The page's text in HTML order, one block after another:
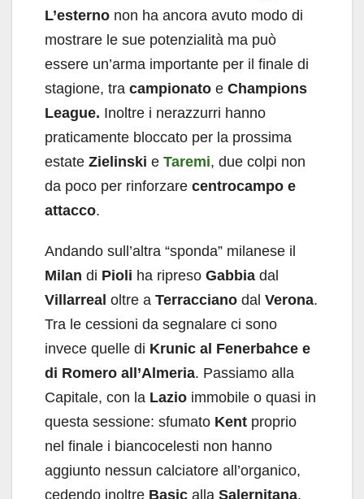
L’esterno non ha ancora avuto modo di
mostrare le sue potenzialità ma può
essere un’arma importante per il finale di
stagione, tra campionato e Champions
League. Inoltre i nerazzurri hanno
praticamente bloccato per la prossima
estate Zielinski e Taremi, due colpi non
da poco per rinforzare centrocampo e
attacco.
Andando sull’altra “sponda” milanese il
Milan di Pioli ha ripreso Gabbia dal
Villarreal oltre a Terracciano dal Verona.
Tra le cessioni da segnalare ci sono
invece quelle di Krunic al Fenerbahce e
di Romero all’Almeria. Passiamo alla
Capitale, con la Lazio immobile o quasi in
questa sessione: sfumato Kent proprio
nel finale i biancocelesti non hanno
aggiunto nessun calciatore all’organico,
cedendo inoltre Basic alla Salernitana.